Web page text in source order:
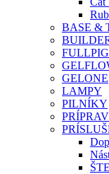
BASE &
GELONE
LAMPY
PILNÍKY